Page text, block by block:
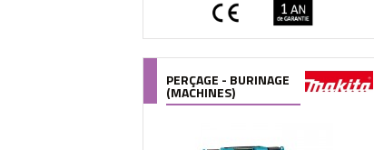
PERÇAGE - BURINAGE
(MACHINES)